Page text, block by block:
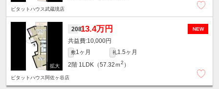
ピタットハウス武蔵境店
NEW
20813.4万円
10,000円
敷1ヶ月 礼1.5ヶ月
2階 1LDK（57.32ｍ2 ）
ピタットハウス阿佐ヶ谷店